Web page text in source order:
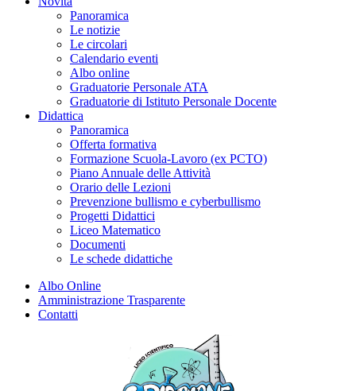
Panoramica
Le notizie
Le circolari
Calendario eventi
Albo online
Graduatorie Personale ATA
Graduatorie di Istituto Personale Docente
Didattica
Panoramica
Offerta formativa
Formazione Scuola-Lavoro (ex PCTO)
Piano Annuale delle Attività
Orario delle Lezioni
Prevenzione bullismo e cyberbullismo
Progetti Didattici
Liceo Matematico
Documenti
Le schede didattiche
Albo Online
Amministrazione Trasparente
Contatti